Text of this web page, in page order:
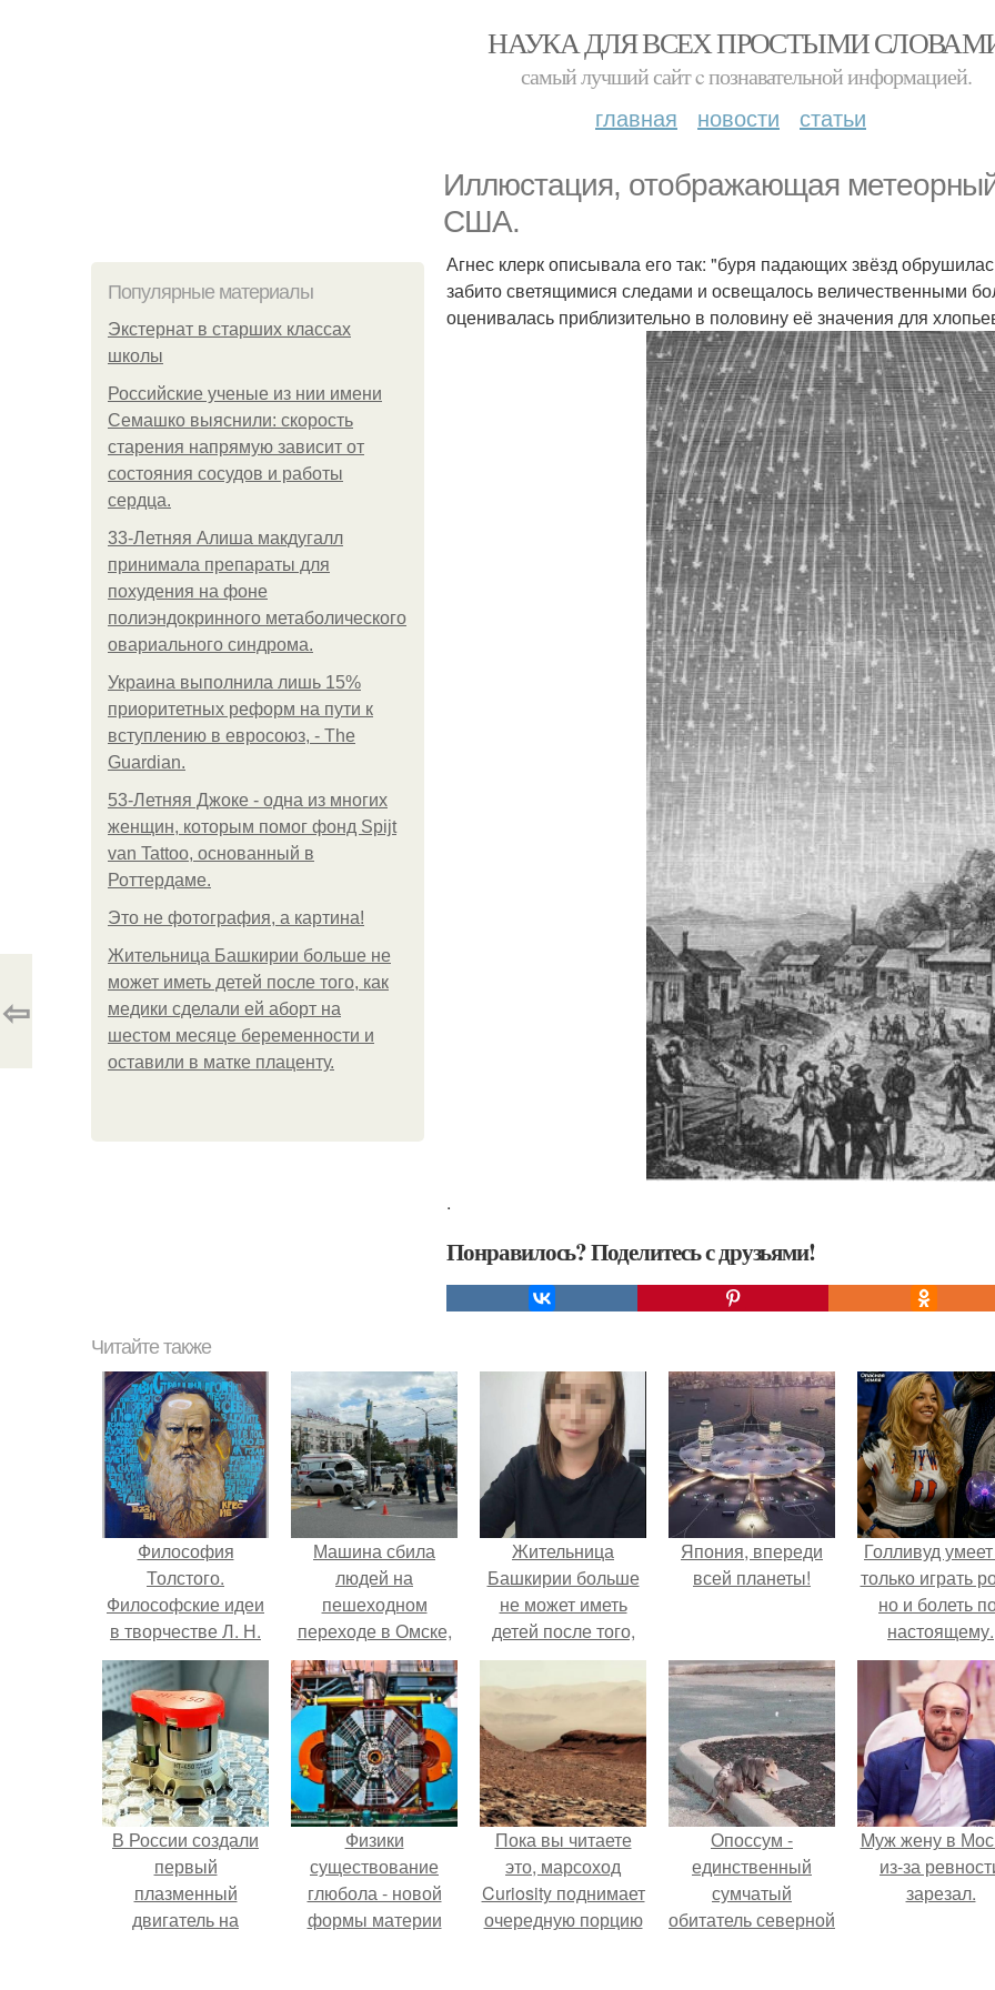
НАУКА ДЛЯ ВСЕХ ПРОСТЫМИ
самый лучший сайт c познавательной информацией.
главная новости статьи
Иллюстация, отображающая
США.
Популярные материалы
Экстернат в старших классах
школы
Российские ученые из нии имени
Семашко выяснили: скорость
старения напрямую зависит от
состояния сосудов и работы
сердца.
33-Летняя Алиша макдугалл
принимала препараты для
похудения на фоне
полиэндокринного метаболического
овариального синдрома.
Украина выполнила лишь 15%
приоритетных реформ на пути к
вступлению в евросоюз, - The
Guardian.
53-Летняя Джоке - одна из многих
женщин, которым помог фонд Spijt
van Tattoo, основанный в
Роттердаме.
Это не фотография, а картина!
Жительница Башкирии больше не
может иметь детей после того, как
медики сделали ей аборт на
шестом месяце беременности и
оставили в матке плаценту.
Агнес клерк описывала его так: "буря падающих звёзд
забито светящимися следами и освещалось величественными
оценивалась приблизительно в половину её значения для
.
Понравилось? Поделитесь с друзьями!
⇦
Читайте также
Философия
Толстого.
Философские идеи
в творчестве Л. Н.
Толстого.
Машина сбила
людей на
пешеходном
переходе в Омске,
пострадали 8
человек.
Жительница
Башкирии больше
не может иметь
детей после того,
как медики сделали
ей аборт на шестом
месяце
беременности и
оставили в матке
плаценту.
Япония, впереди
всей планеты!
Голливуд
только играть
но и болеть
настоящему.
В России создали
первый
плазменный
двигатель на
Физики
существование
глюбола - новой
формы материи
Пока вы читаете
это, марсоход
Curiosity поднимает
очередную порцию
Опоссум -
единственный
сумчатый
обитатель северной
Mуж жену в
из-за
зарезал.